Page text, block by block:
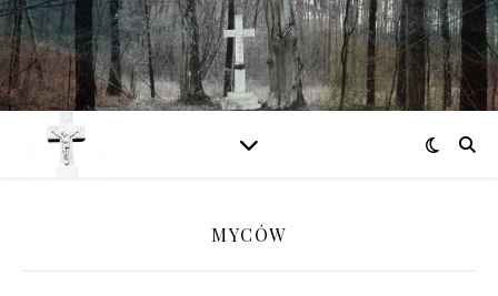
MYCÓW